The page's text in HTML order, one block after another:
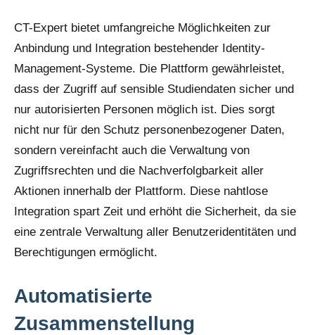
CT-Expert bietet umfangreiche Möglichkeiten zur
Anbindung und Integration bestehender Identity-
Management-Systeme. Die Plattform gewährleistet,
dass der Zugriff auf sensible Studiendaten sicher und
nur autorisierten Personen möglich ist. Dies sorgt
nicht nur für den Schutz personenbezogener Daten,
sondern vereinfacht auch die Verwaltung von
Zugriffsrechten und die Nachverfolgbarkeit aller
Aktionen innerhalb der Plattform. Diese nahtlose
Integration spart Zeit und erhöht die Sicherheit, da sie
eine zentrale Verwaltung aller Benutzeridentitäten und
Berechtigungen ermöglicht.
Automatisierte
Zusammenstellung